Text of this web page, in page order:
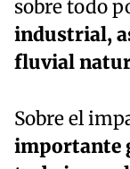
sobre todo
industrial,
fluvial
Sobre el
importante